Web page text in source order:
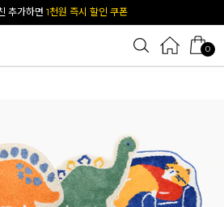
] 앱 다운받고2% 결제 할인 받기
0